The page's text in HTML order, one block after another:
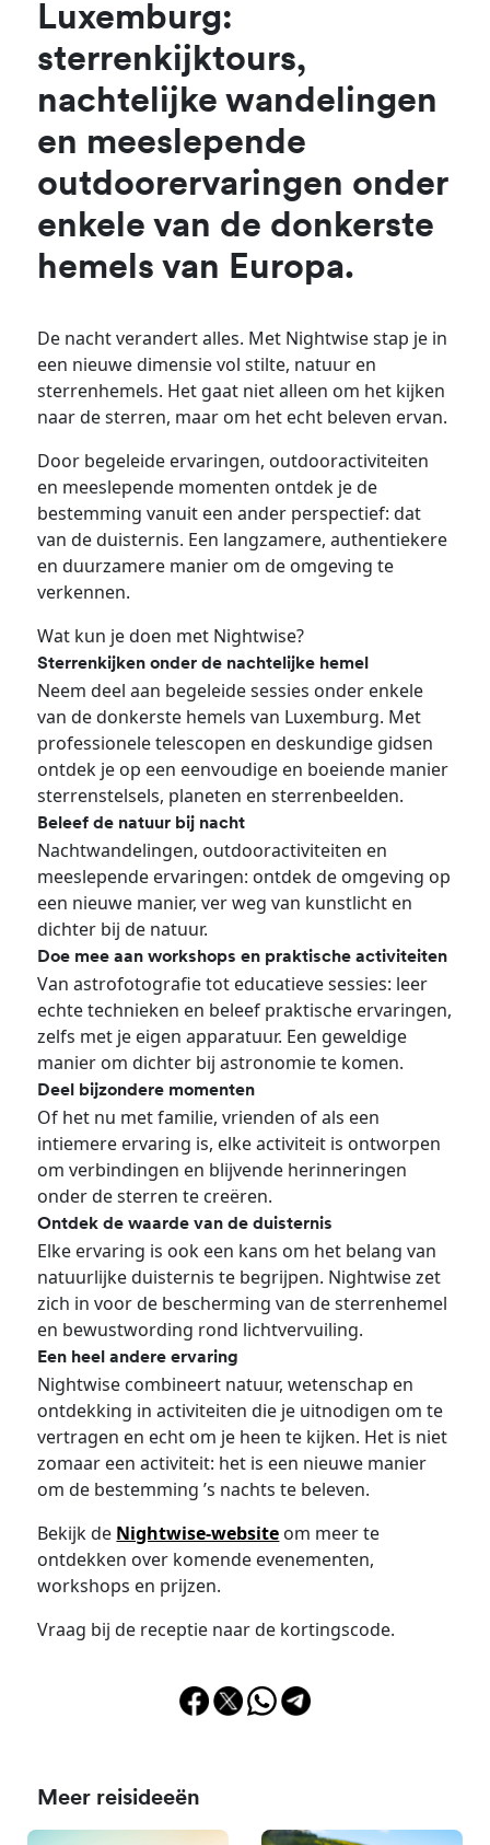
Luxemburg:
sterrenkijktours,
nachtelijke wandelingen
en meeslepende
outdoorervaringen onder
enkele van de donkerste
hemels van Europa.
De nacht verandert alles. Met Nightwise stap je in
een nieuwe dimensie vol stilte, natuur en
sterrenhemels. Het gaat niet alleen om het kijken
naar de sterren, maar om het echt beleven ervan.
Door begeleide ervaringen, outdooractiviteiten
en meeslepende momenten ontdek je de
bestemming vanuit een ander perspectief: dat
van de duisternis. Een langzamere, authentiekere
en duurzamere manier om de omgeving te
verkennen.
Wat kun je doen met Nightwise?
Sterrenkijken onder de nachtelijke hemel
Neem deel aan begeleide sessies onder enkele
van de donkerste hemels van Luxemburg. Met
professionele telescopen en deskundige gidsen
ontdek je op een eenvoudige en boeiende manier
sterrenstelsels, planeten en sterrenbeelden.
Beleef de natuur bij nacht
Nachtwandelingen, outdooractiviteiten en
meeslepende ervaringen: ontdek de omgeving op
een nieuwe manier, ver weg van kunstlicht en
dichter bij de natuur.
Doe mee aan workshops en praktische activiteiten
Van astrofotografie tot educatieve sessies: leer
echte technieken en beleef praktische ervaringen,
zelfs met je eigen apparatuur. Een geweldige
manier om dichter bij astronomie te komen.
Deel bijzondere momenten
Of het nu met familie, vrienden of als een
intiemere ervaring is, elke activiteit is ontworpen
om verbindingen en blijvende herinneringen
onder de sterren te creëren.
Ontdek de waarde van de duisternis
Elke ervaring is ook een kans om het belang van
natuurlijke duisternis te begrijpen. Nightwise zet
zich in voor de bescherming van de sterrenhemel
en bewustwording rond lichtvervuiling.
Een heel andere ervaring
Nightwise combineert natuur, wetenschap en
ontdekking in activiteiten die je uitnodigen om te
vertragen en echt om je heen te kijken. Het is niet
zomaar een activiteit: het is een nieuwe manier
om de bestemming ’s nachts te beleven.
Bekijk de Nightwise-website om meer te
ontdekken over komende evenementen,
workshops en prijzen.
Vraag bij de receptie naar de kortingscode.
Meer reisideeën